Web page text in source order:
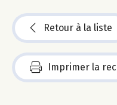
Retour à la liste
Imprimer la